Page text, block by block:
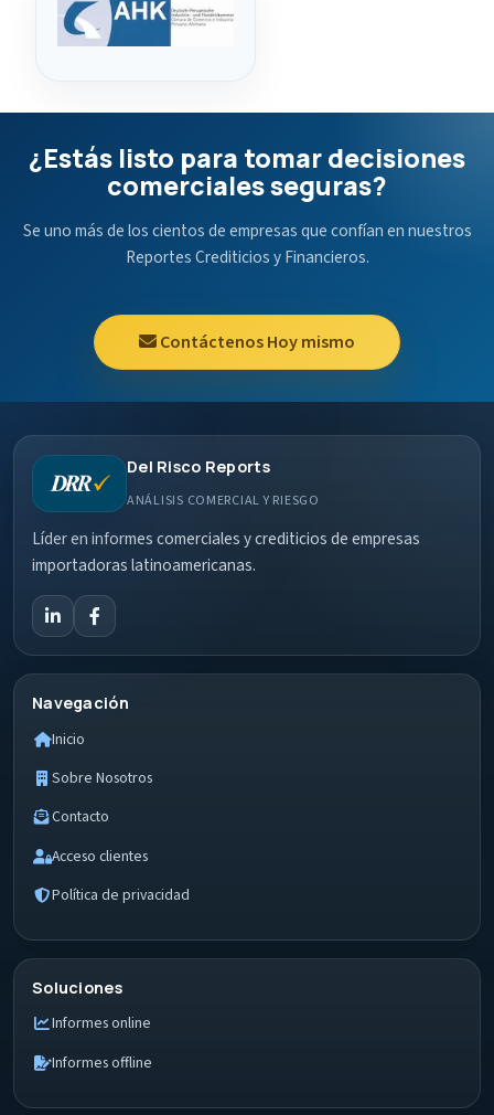
¿Estás listo para tomar decisiones
comerciales seguras?
Se uno más de los cientos de empresas que confían en nuestros
Reportes Crediticios y Financieros.
Contáctenos Hoy mismo
Del Risco Reports
ANÁLISIS COMERCIAL Y RIESGO
Líder en informes comerciales y crediticios de empresas
importadoras latinoamericanas.
Navegación
Inicio
Sobre Nosotros
Contacto
Acceso clientes
Política de privacidad
Soluciones
Informes online
Informes offline